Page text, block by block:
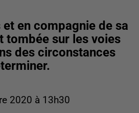
en compagnie de sa
tombée sur les voies
des circonstances
2020 à 13h30